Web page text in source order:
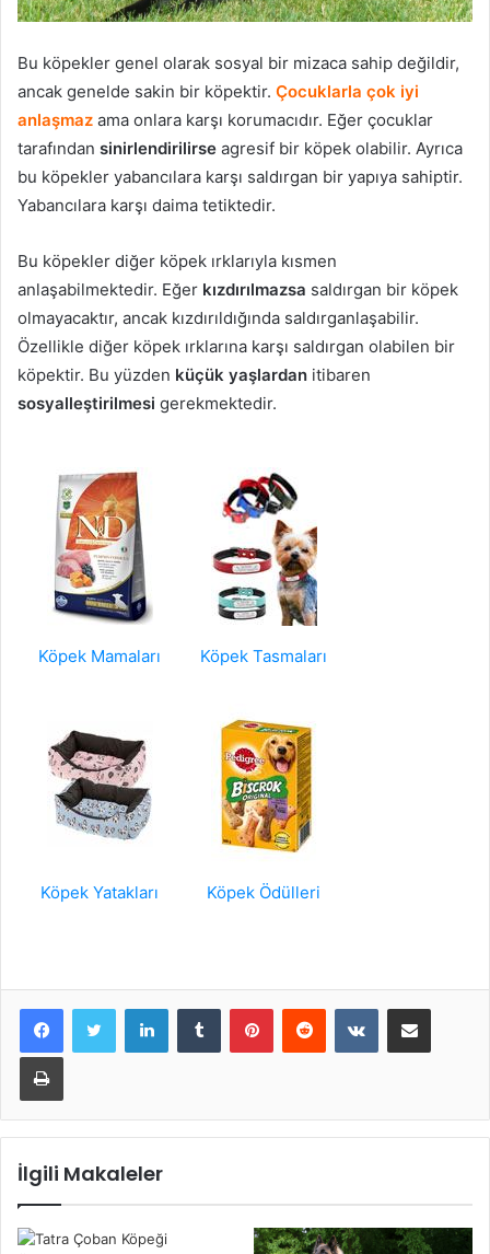
Bu köpekler genel olarak sosyal bir mizaca sahip değildir,
ancak genelde sakin bir köpektir. Çocuklarla çok iyi
anlaşmaz ama onlara karşı korumacıdır. Eğer çocuklar
tarafından sinirlendirilirse agresif bir köpek olabilir. Ayrıca
bu köpekler yabancılara karşı saldırgan bir yapıya sahiptir.
Yabancılara karşı daima tetiktedir.
Bu köpekler diğer köpek ırklarıyla kısmen
anlaşabilmektedir. Eğer kızdırılmazsa saldırgan bir köpek
olmayacaktır, ancak kızdırıldığında saldırganlaşabilir.
Özellikle diğer köpek ırklarına karşı saldırgan olabilen bir
köpektir. Bu yüzden küçük yaşlardan itibaren
sosyalleştirilmesi gerekmektedir.
Köpek Mamaları Köpek Tasmaları
Köpek Yatakları Köpek Ödülleri
LinkedInTumblr PinterestReddit VKontakteE-Posta ile paylaş
Yazdır
İlgili Makaleler